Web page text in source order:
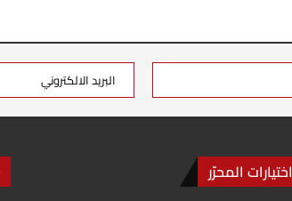
اختيارات المحرّر